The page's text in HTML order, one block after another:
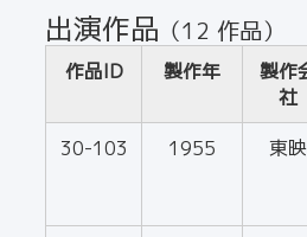
出演作品 （12 作品）
作品ID 製作年
製作
社
30-103 1955 東映